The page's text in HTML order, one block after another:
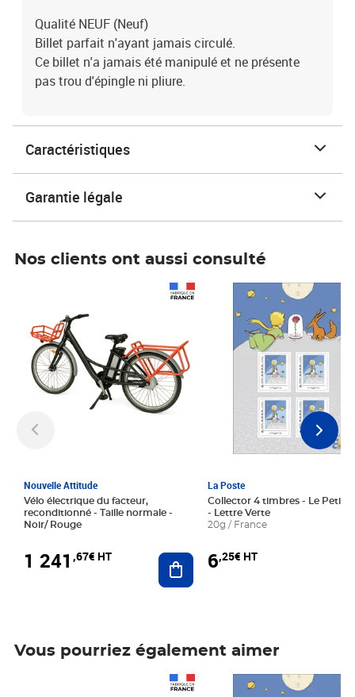
Qualité NEUF (Neuf)
Billet parfait n'ayant jamais circulé.
Ce billet n'a jamais été manipulé et ne présente
pas trou d'épingle ni pliure.
Caractéristiques
Garantie légale
Nos clients ont aussi consulté
Nouvelle Attitude
Vélo électrique du facteur,
reconditionné - Taille normale -
Noir/ Rouge
1 241 ,67€ HT Ajouter au panier
La Poste
Collector 4 timbres - Le Petit
- Lettre Verte
20g / France
6,25€ HT
Prix 6,25€ HT
Vous pourriez également aimer
Prix 6,25€ HT